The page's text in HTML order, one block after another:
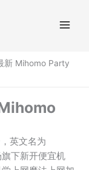
新 Mihomo Party
英文名为
下新开便宜机